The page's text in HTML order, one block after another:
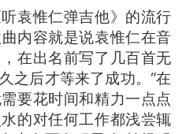
惟仁弹吉他》的流行
内容就是说袁惟仁在音
在出名前写了几百首无
之后才等来了成功。“在
要花时间和精力一点点
的对任何工作都浅尝辄